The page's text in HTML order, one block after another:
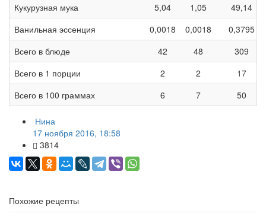
Кукурузная мука
5,04 1,05
49,14
Ванильная эссенция
0,0018 0,0018
0,3795
Всего в блюде
42 48
309
Всего в 1 порции
2 2
17
Всего в 100 граммах
6 7 50
Нина
17 ноября 2016, 18:58
3814
Похожие рецепты